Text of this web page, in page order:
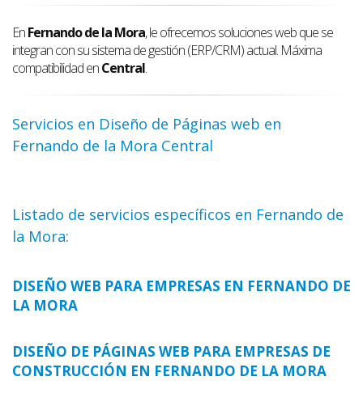
EnFernando de la Mora, le ofrecemos soluciones web que se
integran con su sistema de gestión (ERP/CRM) actual. Máxima
compatibilidad enCentral.
Servicios en Diseño de Páginas web en
Fernando de la Mora Central
Listado de servicios específicos en Fernando de
la Mora:
DISEÑO WEB PARA EMPRESAS EN FERNANDO DE
LA MORA
DISEÑO DE PÁGINAS WEB PARA EMPRESAS DE
CONSTRUCCIÓN EN FERNANDO DE LA MORA